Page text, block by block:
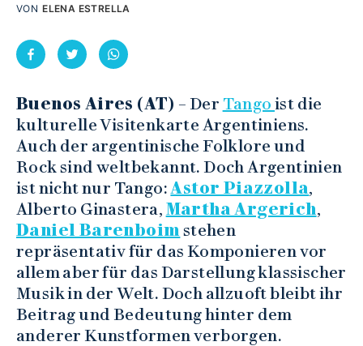
ELENA ESTRELLA
VON
Buenos Aires (AT) – Der Tangoist die
kulturelle Visitenkarte Argentiniens.
Auch der argentinische Folklore und
Rock sind weltbekannt. Doch Argentinien
ist nicht nur Tango:Astor Piazzolla,
Alberto Ginastera, Martha Argerich,
Daniel Barenboimstehen
repräsentativ für das Komponieren vor
allem aber für das Darstellung klassischer
Musik in der Welt. Doch allzuoft bleibt ihr
Beitrag und Bedeutung hinter dem
anderer Kunstformen verborgen.